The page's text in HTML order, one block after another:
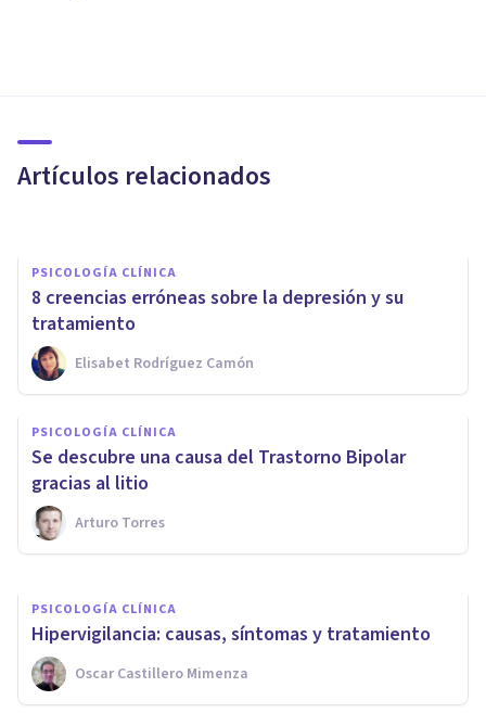
Artículos relacionados
unipolar y la depresión bipolar
PSICOLOGÍA CLÍNICA
8 creencias erróneas sobre la depresión y su
tratamiento
Elisabet Rodríguez Camón
PSICOLOGÍA CLÍNICA
Se descubre una causa del Trastorno Bipolar
gracias al litio
Arturo Torres
PSICOLOGÍA CLÍNICA
Síndrome neuroléptico
maligno: síntomas, causas y
tratamiento
Isabel Rovira Salvador
PSICOLOGÍA CLÍNICA
​Hipervigilancia: causas, síntomas y tratamiento
Oscar Castillero Mimenza